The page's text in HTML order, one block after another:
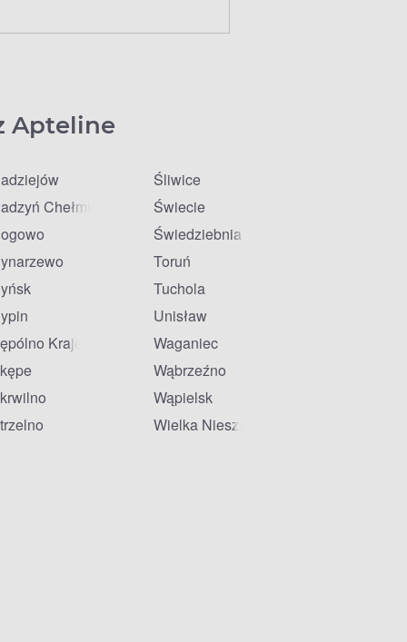
Apteline
Chełmiński
Krajeńskie
Śliwice
Świecie
Świedziebnia
Toruń
Tuchola
Unisław
Waganiec
Wąbrzeźno
Wąpielsk
Wielka Nieszawka